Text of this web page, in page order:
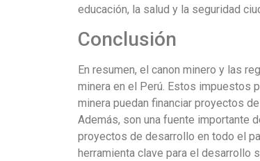
educación, la salud y la seguridad
Conclusión
En resumen, el canon minero y las
minera en el Perú. Estos impuestos
minera puedan financiar proyectos
Además, son una fuente importante
proyectos de desarrollo en todo el
herramienta clave para el desarrollo